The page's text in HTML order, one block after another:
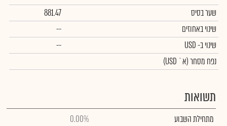
שער בסיס
881.47
שינוי באחוזים
--
שינויב- USD
--
נפח מסחר(א` USD)
תשואות
מתחילת השבוע
0.00%